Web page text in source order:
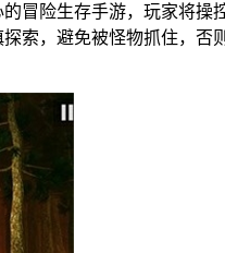
冒险生存手游，玩家将
索，避免被怪物抓住，